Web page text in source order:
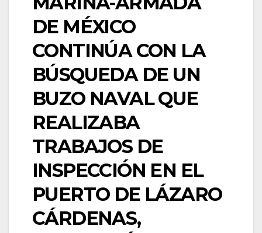
DE MÉXICO
CONTINÚA CON LA
BÚSQUEDA DE UN
BUZO NAVAL QUE
REALIZABA
TRABAJOS DE
INSPECCIÓN EN EL
PUERTO DE LÁZARO
CÁRDENAS,